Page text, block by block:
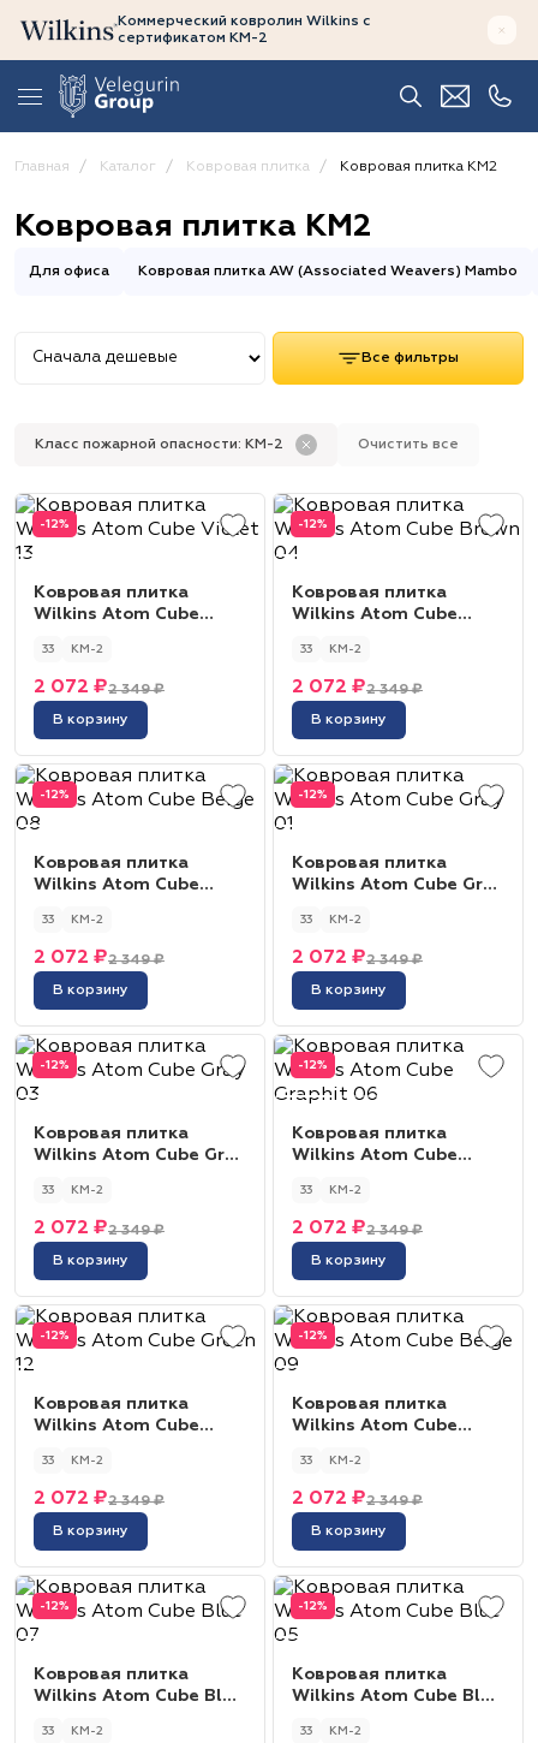
Коммерческий ковролин Wilkins с
сертификатом КМ-2
Главная Каталог Ковровая плитка Ковровая плитка КМ2
Ковровая плитка КМ2
Для офиса Ковровая плитка AW (Associated Weavers) Mambo
Все фильтры
Класс пожарной опасности: КМ-2 Очистить все
-12%
Ковровая плитка
Wilkins Atom Cube
33 КМ-2
2 349 ₽
2 072 ₽
В корзину
-12%
Ковровая плитка
Wilkins Atom Cube
33 КМ-2
2 349 ₽
2 072 ₽
В корзину
-12%
Ковровая плитка
Wilkins Atom Cube
33 КМ-2
2 349 ₽
2 072 ₽
В корзину
-12%
Ковровая плитка
Wilkins Atom Cube Gray
33 КМ-2
2 349 ₽
2 072 ₽
В корзину
-12%
Ковровая плитка
Wilkins Atom Cube Gray
33 КМ-2
2 349 ₽
2 072 ₽
В корзину
-12%
Ковровая плитка
Wilkins Atom Cube
33 КМ-2
2 349 ₽
2 072 ₽
В корзину
-12%
Ковровая плитка
Wilkins Atom Cube
33 КМ-2
2 349 ₽
2 072 ₽
В корзину
-12%
Ковровая плитка
Wilkins Atom Cube
33 КМ-2
2 349 ₽
2 072 ₽
В корзину
-12%
Ковровая плитка
Wilkins Atom Cube Blue
33 КМ-2
-12%
Ковровая плитка
Wilkins Atom Cube Blue
33 КМ-2